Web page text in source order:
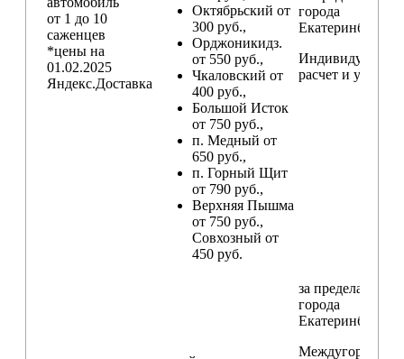
от 1 до 10
саженцев
*цены на
01.02.2025
Яндекс.Доставка
Октябрьский от
300 руб.,
Орджоникидз.
от 550 руб.,
Чкаловский от
400 руб.,
Большой Исток
от 750 руб.,
п. Медный от
650 руб.,
п. Горный Щит
от 790 руб.,
Верхняя Пышма
от 750 руб.,
Совхозный от
450 руб.
города
Екатеринбург
расчет и условия
за пределами
города
Екатеринбург
Междугородние